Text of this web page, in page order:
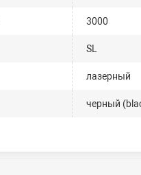
3000
SL
лазерный
черный